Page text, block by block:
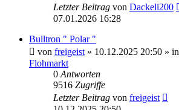
Letzter Beitrag von Dackeli200
07.01.2026 16:28
Bulltron " Polar "
von freigeist » 10.12.2025 20:50 » in
Flohmarkt
0 Antworten
9516 Zugriffe
Letzter Beitrag von freigeist